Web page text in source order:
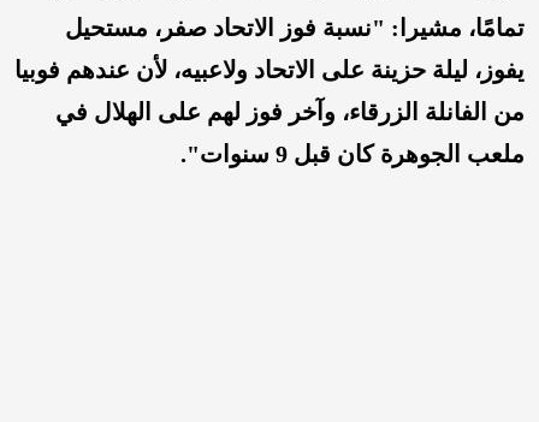
تمامًا، مشيرا: "نسبة فوز الاتحاد صفر، مستحيل
يفوز، ليلة حزينة على الاتحاد ولاعبيه، لأن عندهم فوبيا
من الفانلة الزرقاء، وآخر فوز لهم على الهلال في
ملعب الجوهرة كان قبل 9 سنوات".